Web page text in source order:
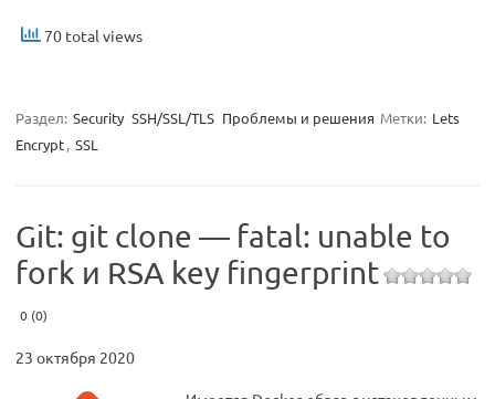
70 total views
Раздел: Security SSH/SSL/TLS Проблемы и решения Метки: Lets
Encrypt, SSL
Git: git clone — fatal: unable to
fork и RSA key fingerprint
0 (0)
23 октября 2020